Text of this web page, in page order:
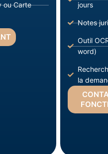
ou Carte
jours
Notes
Outil
word)
la